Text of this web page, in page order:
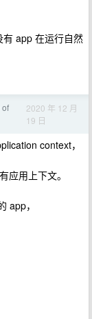
app 在运行自然
of
2020 年 12 月
19 日
context，
应用上下文。
app，